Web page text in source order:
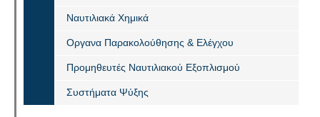
Ναυτιλιακά Χημικά
Οργανα Παρακολούθησης & Ελέγχου
Προμηθευτές Ναυτιλιακού Εξοπλισμού
Συστήματα Ψύξης